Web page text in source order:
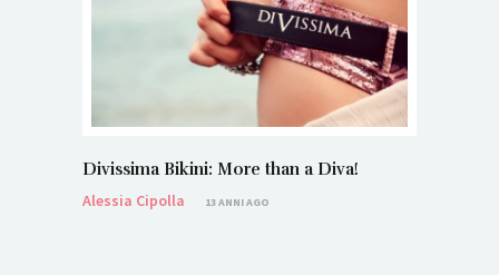
Divissima Bikini: More than a Diva!
Alessia Cipolla
13 ANNI AGO